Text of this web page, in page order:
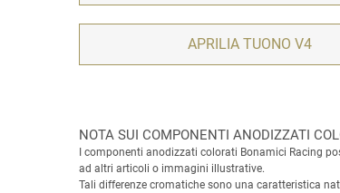
APRILIA TUONO V4
NOTA SUI COMPONENTI ANODIZZATI
I componenti anodizzati colorati Bonamici Racing
ad altri articoli o immagini illustrative.
Tali differenze cromatiche sono una caratteristica